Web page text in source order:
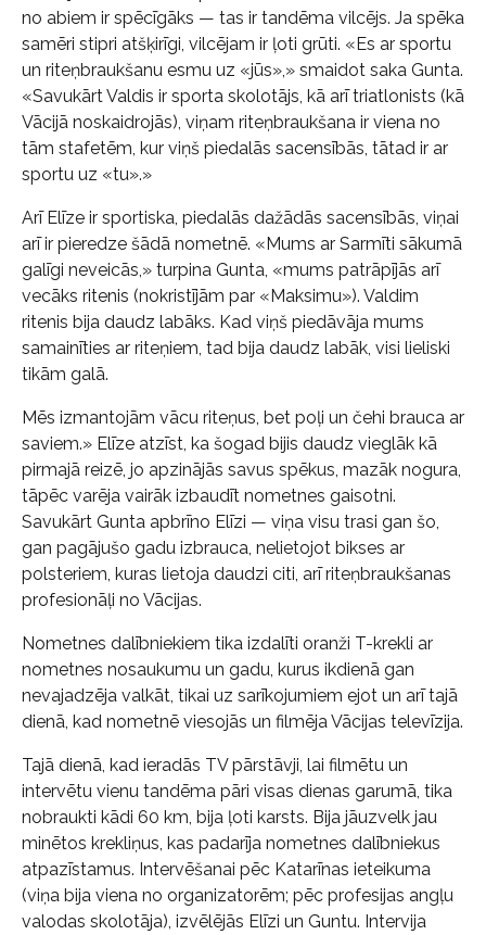
no abiem ir spēcīgāks — tas ir tandēma vilcējs. Ja spēka
samēri stipri atšķirīgi, vilcējam ir ļoti grūti. «Es ar sportu
un riteņbraukšanu esmu uz «jūs»,» smaidot saka Gunta.
«Savukārt Valdis ir sporta skolotājs, kā arī triatlonists (kā
Vācijā noskaidrojās), viņam riteņbraukšana ir viena no
tām stafetēm, kur viņš piedalās sacensībās, tātad ir ar
sportu uz «tu».»
Arī Elīze ir sportiska, piedalās dažādās sacensībās, viņai
arī ir pieredze šādā nometnē. «Mums ar Sarmīti sākumā
galīgi neveicās,» turpina Gunta, «mums patrāpījās arī
vecāks ritenis (nokristījām par «Maksimu»). Valdim
ritenis bija daudz labāks. Kad viņš piedāvāja mums
samainīties ar riteņiem, tad bija daudz labāk, visi lieliski
tikām galā.
Mēs izmantojām vācu riteņus, bet poļi un čehi brauca ar
saviem.» Elīze atzīst, ka šogad bijis daudz vieglāk kā
pirmajā reizē, jo apzinājās savus spēkus, mazāk nogura,
tāpēc varēja vairāk izbaudīt nometnes gaisotni.
Savukārt Gunta apbrīno Elīzi — viņa visu trasi gan šo,
gan pagājušo gadu izbrauca, nelietojot bikses ar
polsteriem, kuras lietoja daudzi citi, arī riteņbraukšanas
profesionāļi no Vācijas.
Nometnes dalībniekiem tika izdalīti oranži T-krekli ar
nometnes nosaukumu un gadu, kurus ikdienā gan
nevajadzēja valkāt, tikai uz sarīkojumiem ejot un arī tajā
dienā, kad nometnē viesojās un filmēja Vācijas televīzija.
Tajā dienā, kad ieradās TV pārstāvji, lai filmētu un
intervētu vienu tandēma pāri visas dienas garumā, tika
nobraukti kādi 60 km, bija ļoti karsts. Bija jāuzvelk jau
minētos krekliņus, kas padarīja nometnes dalībniekus
atpazīstamus. Intervēšanai pēc Katarīnas ieteikuma
(viņa bija viena no organizatorēm; pēc profesijas angļu
valodas skolotāja), izvēlējās Elīzi un Guntu. Intervija